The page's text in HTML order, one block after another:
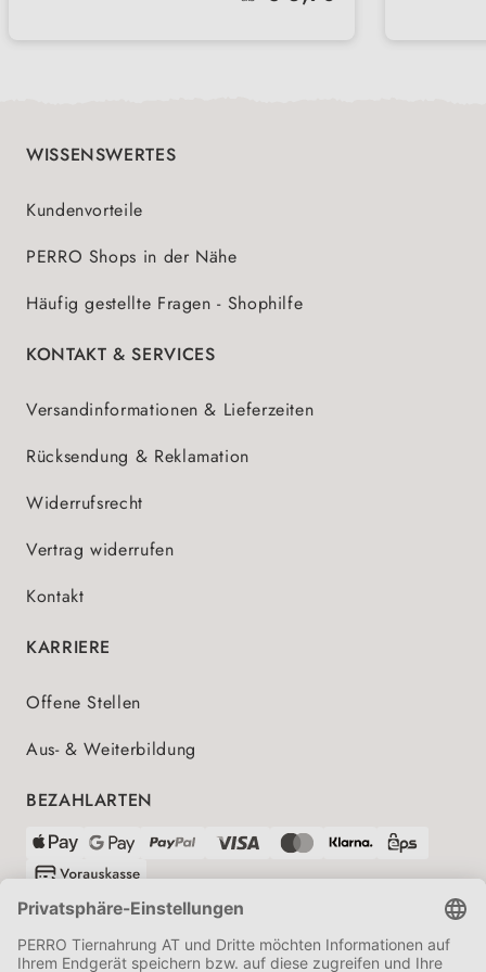
WISSENSWERTES
Kundenvorteile
PERRO Shops in der Nähe
Häufig gestellte Fragen - Shophilfe
KONTAKT & SERVICES
Versandinformationen & Lieferzeiten
Rücksendung & Reklamation
Widerrufsrecht
Vertrag widerrufen
Kontakt
KARRIERE
Offene Stellen
Aus- & Weiterbildung
BEZAHLARTEN
VERSANDPARTNER